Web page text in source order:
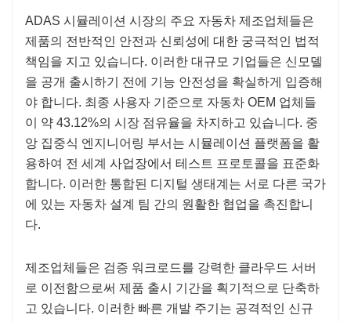
ADAS 시뮬레이션 시장의 주요 자동차 제조업체들은
제품의 전반적인 안전과 신뢰성에 대한 궁극적인 법적
책임을 지고 있습니다. 이러한 대규모 기업들은 신모델
을 공개 출시하기 전에 기능 안전성을 확실하게 입증해
야 합니다. 최종 사용자 기준으로 자동차 OEM 업체들
이 약 43.12%의 시장 점유율을 차지하고 있습니다. 중
앙 집중식 엔지니어링 부서는 시뮬레이션 플랫폼을 활
용하여 전 세계 사업장에서 테스트 프로토콜을 표준화
합니다. 이러한 통합된 디지털 생태계는 서로 다른 국가
에 있는 자동차 설계 팀 간의 원활한 협업을 촉진합니
다.
제조업체들은 검증 워크로드를 강력한 클라우드 서버
로 이전함으로써 제품 출시 기간을 획기적으로 단축하
고 있습니다. 이러한 빠른 개발 주기는 공격적인 신규